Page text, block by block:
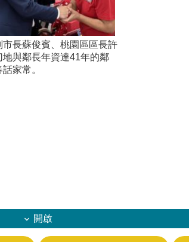
市長蘇俊賓、桃園區區長許
地與鄰長年資達41年的鄰
家常。
開啟